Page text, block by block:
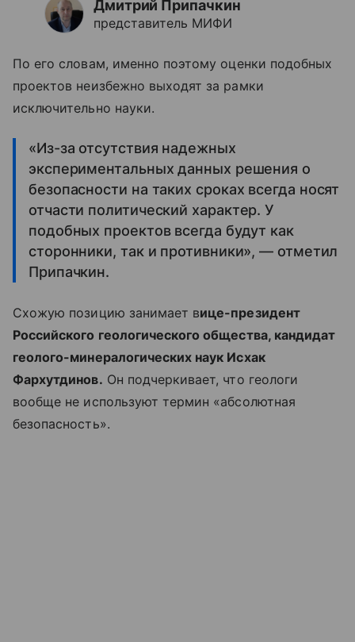
Дмитрий Припачкин
представитель МИФИ
По его словам, именно поэтому оценки подобных
проектов неизбежно выходят за рамки
исключительно науки.
«Из-за отсутствия надежных
экспериментальных данных решения о
безопасности на таких сроках всегда носят
отчасти политический характер. У
подобных проектов всегда будут как
сторонники, так и противники», — отметил
Припачкин.
Схожую позицию занимает вице-президент
Российского геологического общества, кандидат
геолого-минералогических наук Исхак
Фархутдинов. Он подчеркивает, что геологи
вообще не используют термин «абсолютная
безопасность».